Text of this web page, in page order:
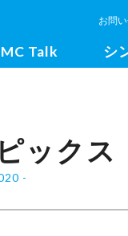
お問
Talk シ
ックス